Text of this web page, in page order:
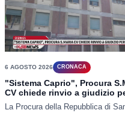
"Sistema Caprio", Procura
CV chiede rinvio a giudizio
La Procura della Repubblica di
Capua Vetere chiude le...